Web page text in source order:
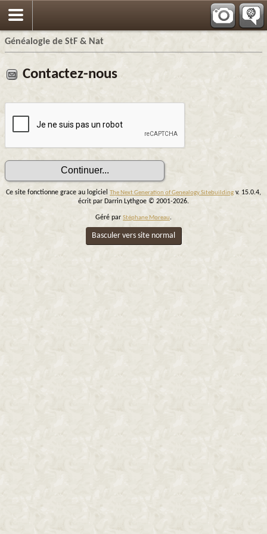
Généalogie de StF & Nat
Contactez-nous
Ce site fonctionne grace au logiciel The Next Generation of Genealogy Sitebuilding v. 15.0.4,
écrit par Darrin Lythgoe © 2001-2026.
Géré par Stéphane Moreau.
Basculer vers site normal